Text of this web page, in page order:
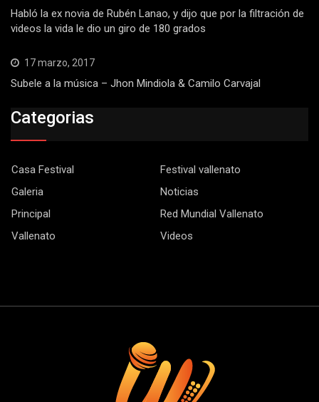
Habló la ex novia de Rubén Lanao, y dijo que por la filtración de
videos la vida le dio un giro de 180 grados
17 marzo, 2017
Subele a la música – Jhon Mindiola & Camilo Carvajal
Categorias
Casa Festival
Festival vallenato
Galeria
Noticias
Principal
Red Mundial Vallenato
Vallenato
Videos